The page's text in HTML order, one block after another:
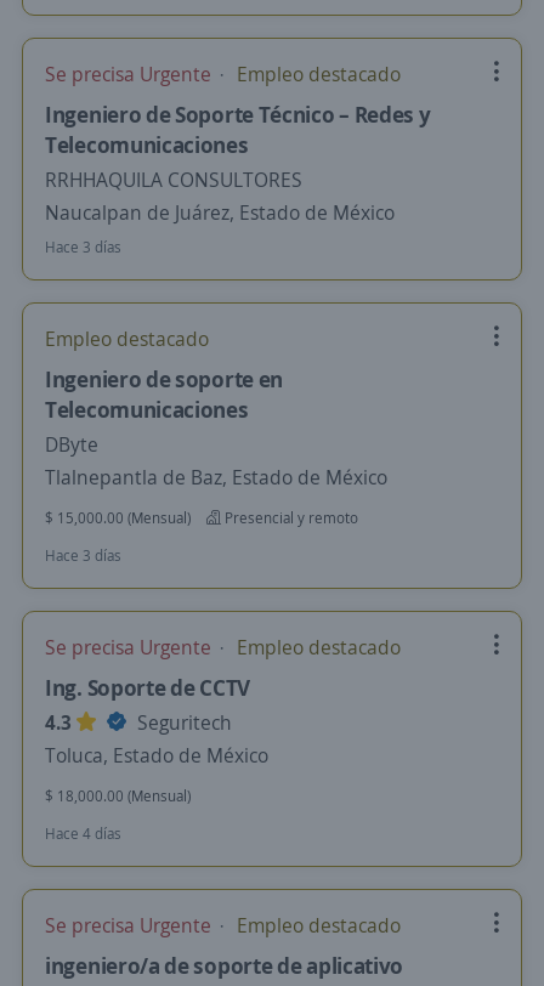
Se precisa Urgente Empleo destacado
Ingeniero de Soporte Técnico – Redes y
Telecomunicaciones
RRHHAQUILA CONSULTORES
Naucalpan de Juárez, Estado de México
Hace 3 días
Empleo destacado
Ingeniero de soporte en
Telecomunicaciones
DByte
Tlalnepantla de Baz, Estado de México
$ 15,000.00 (Mensual)
Presencial y remoto
Hace 3 días
Se precisa Urgente Empleo destacado
Ing. Soporte de CCTV
4.3
Seguritech
Toluca, Estado de México
$ 18,000.00 (Mensual)
Hace 4 días
Se precisa Urgente Empleo destacado
ingeniero/a de soporte de aplicativo